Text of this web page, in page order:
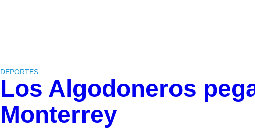
DEPORTES
Los Algodoneros
Monterrey